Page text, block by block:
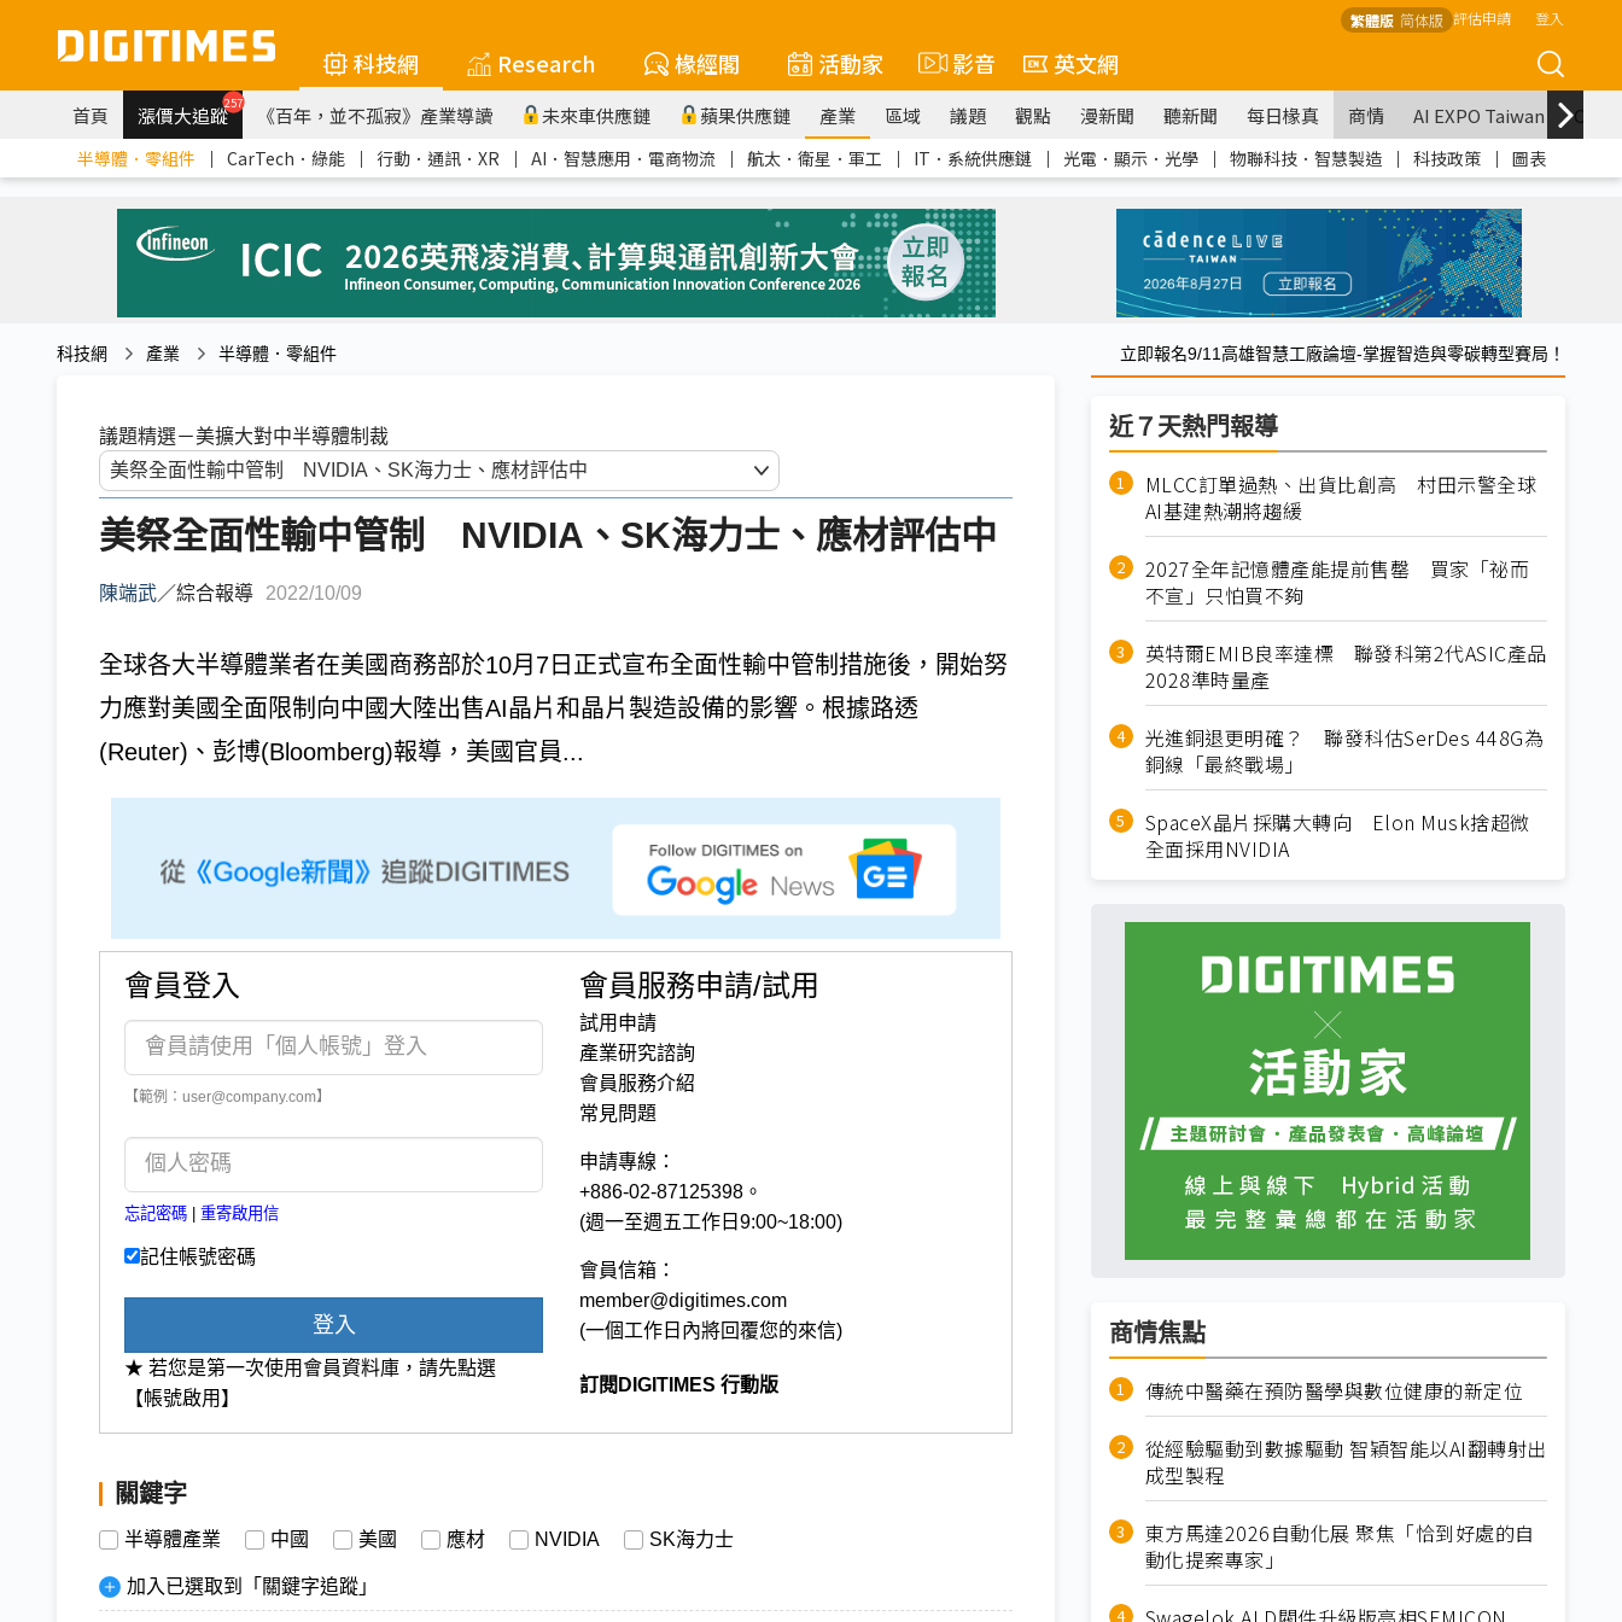
繁體版 简体版 評估申請 登入
科技網 Research 椽經閣 活動家 影音 英文網
首頁 漲價大追蹤257 《百年，並不孤寂》產業導讀 未來車供應鏈 蘋果供應鏈 產業 區域 議題 觀點 漫新聞 聽新聞 每日椽真 商情 AI EXPO Taiwan
半導體．零組件 ｜ CarTech．綠能 ｜ 行動．通訊．XR ｜ AI．智慧應用．電商物流 ｜ 航太．衛星．軍工 ｜ IT．系統供應鏈 ｜ 光電．顯示．光學 ｜ 物聯科技．智慧製造 ｜ 科技政策 ｜ 圖表
科技網 產業 半導體．零組件 立即報名9/11高雄智慧工廠論壇-掌握智造與零碳轉型賽局！
議題精選－美擴大對中半導體制裁
美祭全面性輸中管制 NVIDIA、SK海力士、應材評估中
陳端武／綜合報導 2022/10/09
全球各大半導體業者在美國商務部於10月7日正式宣布全面性輸中管制措施後，開始努
力應對美國全面限制向中國大陸出售AI晶片和晶片製造設備的影響。根據路透
(Reuter)、彭博(Bloomberg)報導，美國官員...
會員登入
【範例：user@company.com】
忘記密碼 重寄啟用信
記住帳號密碼
登入
★ 若您是第一次使用會員資料庫，請先點選
【帳號啟用】
會員服務申請/試用
試用申請
產業研究諮詢
會員服務介紹
常見問題
申請專線：
+886-02-87125398。
(週一至週五工作日9:00~18:00)
會員信箱：
member@digitimes.com
(一個工作日內將回覆您的來信)
訂閱DIGITIMES 行動版
關鍵字
半導體產業 中國 美國 應材 NVIDIA SK海力士
加入已選取到「關鍵字追蹤」
近７天熱門報導
MLCC訂單過熱、出貨比創高 村田示警全球
AI基建熱潮將趨緩
2027全年記憶體產能提前售罄 買家「祕而
不宣」只怕買不夠
英特爾EMIB良率達標 聯發科第2代ASIC產品
2028準時量產
光進銅退更明確？ 聯發科估SerDes 448G為
銅線「最終戰場」
SpaceX晶片採購大轉向 Elon Musk捨超微
全面採用NVIDIA
商情焦點
傳統中醫藥在預防醫學與數位健康的新定位
從經驗驅動到數據驅動 智穎智能以AI翻轉射出
成型製程
東方馬達2026自動化展 聚焦「恰到好處的自
動化提案專家」